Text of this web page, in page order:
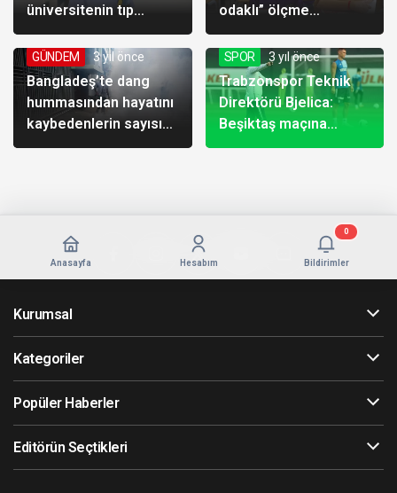
üniversitenin tıp
fakültesini kazandı
odaklı” ölçme
sisteminin detayları
belli oldu
GÜNDEM 3 yıl önce
Bangladeş’te dang
hummasından hayatını
kaybedenlerin sayısı
778’e çıktı
SPOR 3 yıl önce
Trabzonspor Teknik
Direktörü Bjelica:
Beşiktaş maçına
hazırız
Anasayfa Hesabım Bildirimler
0
Kurumsal
Kategoriler
Popüler Haberler
Editörün Seçtikleri